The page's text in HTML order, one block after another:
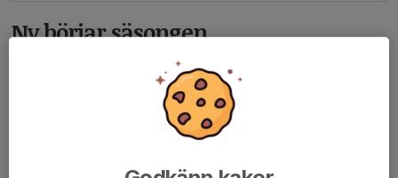
Ny börjar säsongen
0 kommentarer